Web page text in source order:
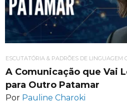
ESCUTATÓRIA & PADRÕES DE LINGUAGEM
A Comunicação que Vai
para Outro Patamar
Por Pauline Charoki